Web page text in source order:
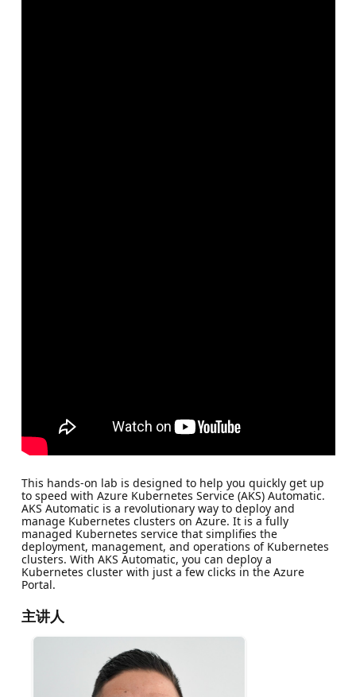
This hands-on lab is designed to help you quickly get up
to speed with Azure Kubernetes Service (AKS) Automatic.
AKS Automatic is a revolutionary way to deploy and
manage Kubernetes clusters on Azure. It is a fully
managed Kubernetes service that simplifies the
deployment, management, and operations of Kubernetes
clusters. With AKS Automatic, you can deploy a
Kubernetes cluster with just a few clicks in the Azure
Portal.
主讲人